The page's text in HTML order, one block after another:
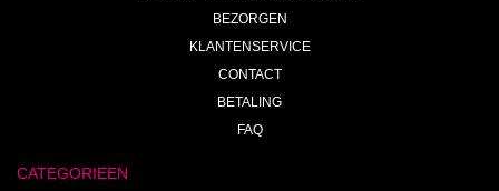
BEZORGEN
KLANTENSERVICE
CONTACT
BETALING
FAQ
CATEGORIEEN